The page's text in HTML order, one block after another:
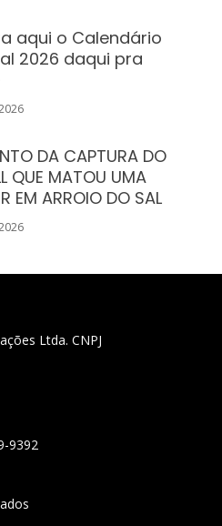
aqui o Calendário
2026 daqui pra
DA CAPTURA DO
QUE MATOU UMA
EM ARROIO DO SAL
Ltda. CNPJ
9392